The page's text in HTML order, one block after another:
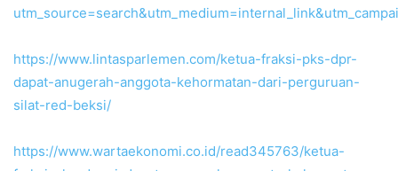
https://www.lintasparlemen.com/ketua-fraksi-pks-dpr-
dapat-anugerah-anggota-kehormatan-dari-perguruan-
silat-red-beksi/
https://www.wartaekonomi.co.id/read345763/ketua-